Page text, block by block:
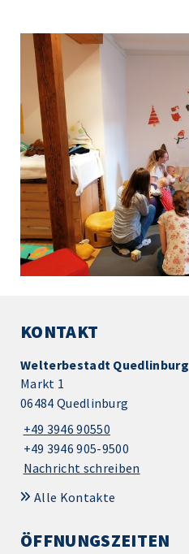
KONTAKT
Welterbestadt Quedlinburg
Markt 1
06484 Quedlinburg
+49 3946 90550
+49 3946 905-9500
Nachricht schreiben
Alle Kontakte
ÖFFNUNGSZEITEN